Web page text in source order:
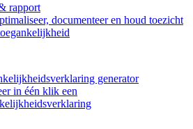
rapport
documenteer en houd toezicht
generator
in één klik een